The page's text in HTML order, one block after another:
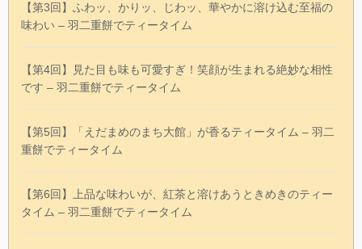
【第3回】ふわッ、かりッ、じわッ、華やかに溶け込む至福の
味わい – 羽二重餅でティータイム
【第4回】見た目も味も可愛すぎ！笑顔が生まれる絶妙な相性
です – 羽二重餅でティータイム
【第5回】「えだまめのまち大館」が香るティータイム – 羽二
重餅でティータイム
【第6回】上品な味わいが、紅茶と溶けあうときめきのティー
タイム – 羽二重餅でティータイム